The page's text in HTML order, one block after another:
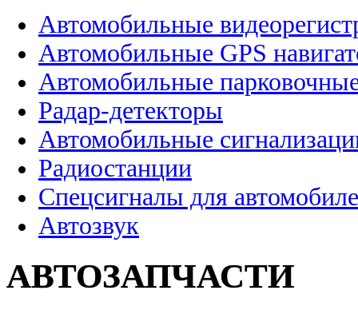
Автомобильные
Автомобильные GPS
Автомобильные
Радар-детекторы
Автомобильные
Радиостанции
Спецсигналы для
Автозвук
АВТОЗАПЧАСТИ